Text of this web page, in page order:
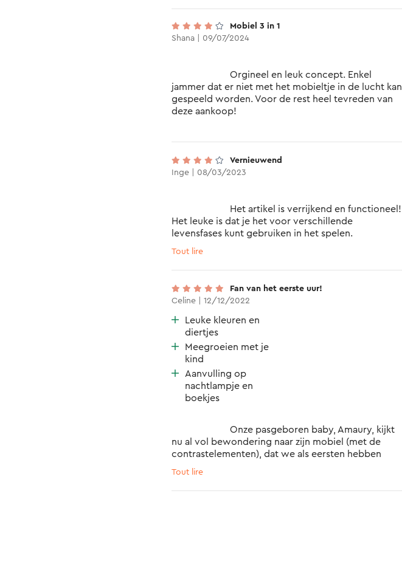
Mobiel 3 in 1
Shana | 09/07/2024
jammer dat er niet met het mobieltje in de lucht kan
gespeeld worden. Voor de rest heel tevreden van
deze aankoop!
Vernieuwend
Inge | 08/03/2023
Het leuke is dat je het voor verschillende
levensfases kunt gebruiken in het spelen.
De baby toont nu héél véél interesse in het mobiel
Het jammere is wel dat er geen statief bij aanwezig
juiste statief moeilijk te vinden is en het niet zo
mooi oogt aan het park.
Tout lire
Fan van het eerste uur!
Celine | 12/12/2022
Leuke kleuren en
diertjes
Meegroeien met je
kind
Aanvulling op
nachtlampje en
boekjes
nu al vol bewondering naar zijn mobiel (met de
contrastelementen), dat we als eersten hebben
mogen testen! <3 Prachtige kleuren en kwaliteit, en
voorleesboekjes en lampjes, zo komt het helemaal
Tout lire